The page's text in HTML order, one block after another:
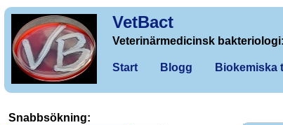
VetBact
Veterinärmedicinsk
Start Blogg Biokemiska
Snabbsökning: